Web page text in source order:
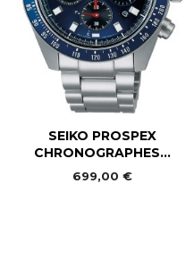
Aperçu rapide
SEIKO PROSPEX
CHRONOGRAPHES...
699,00 €